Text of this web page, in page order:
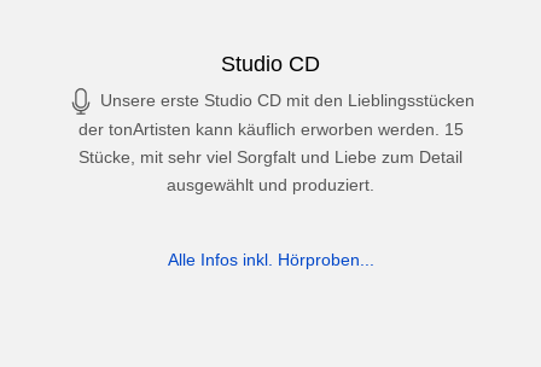
Studio CD
Unsere erste Studio CD mit den Lieblingsstücken
der tonArtisten kann käuflich erworben werden. 15
Stücke, mit sehr viel Sorgfalt und Liebe zum Detail
ausgewählt und produziert.
Alle Infos inkl. Hörproben...